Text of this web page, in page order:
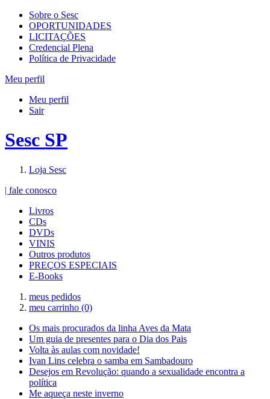
Sobre o Sesc
OPORTUNIDADES
LICITAÇÕES
Credencial Plena
Política de Privacidade
Meu perfil
Meu perfil
Sair
Sesc SP
Loja Sesc
| fale conosco
Livros
CDs
DVDs
VINIS
Outros produtos
PREÇOS ESPECIAIS
E-Books
meus pedidos
meu carrinho (0)
Os mais procurados da linha Aves da Mata
Um guia de presentes para o Dia dos Pais
Volta às aulas com novidade!
Ivan Lins celebra o samba em Sambadouro
Desejos em Revolução: quando a sexualidade encontra a
política
Me aqueça neste inverno